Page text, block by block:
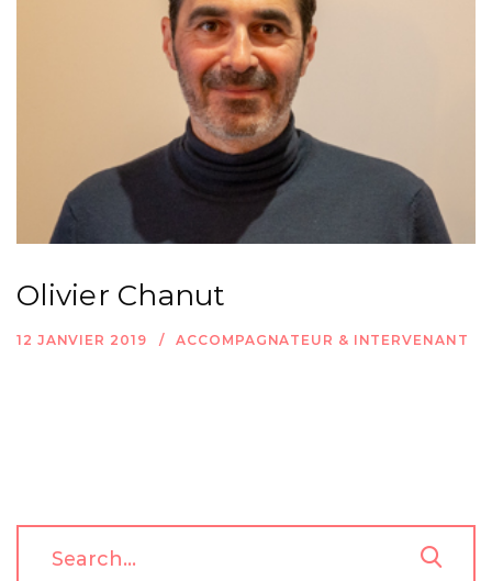
Olivier Chanut
12 JANVIER 2019 ACCOMPAGNATEUR & INTERVENANT